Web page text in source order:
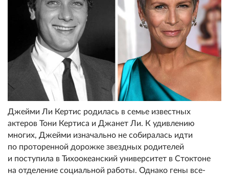
Джейми Ли Кертис родилась в семье известных
актеров Тони Кертиса и Джанет Ли. К удивлению
многих, Джейми изначально не собиралась идти
по проторенной дорожке звездных родителей
и поступила в Тихоокеанский университет в Стоктоне
на отделение социальной работы. Однако гены все-